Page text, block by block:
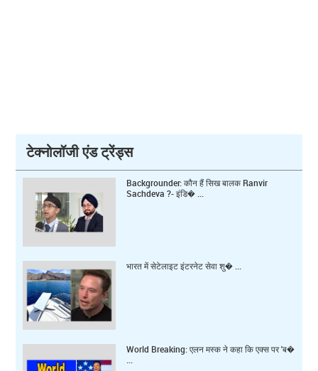
टेक्नोलॉजी एंड ट्रेंड्स
Backgrounder: कौन हैं सिख बालक Ranvir
Sachdeva ?- इंडि� ...
भारत में सेटेलाइट इंटरनेट सेवा शु� ...
World Breaking: एलन मस्क ने कहा कि एक्स पर 'ब�